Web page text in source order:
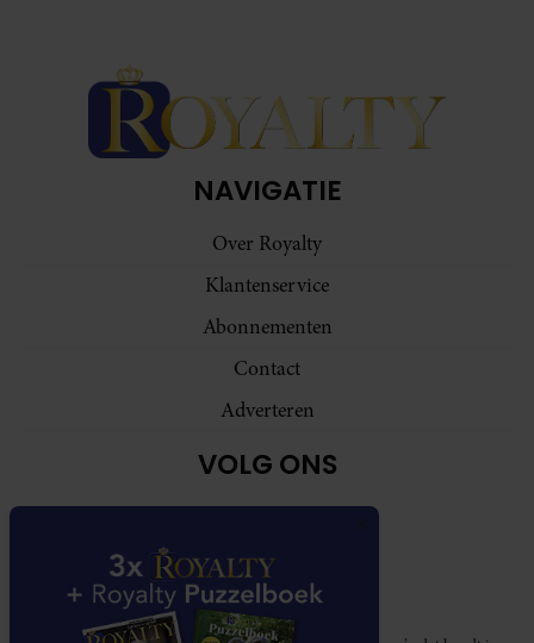
NAVIGATIE
Over Royalty
Klantenservice
Abonnementen
Contact
Adverteren
VOLG ONS